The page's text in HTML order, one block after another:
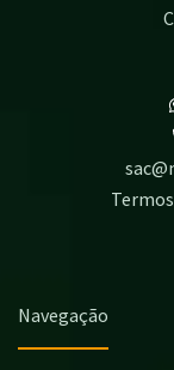
Navegação